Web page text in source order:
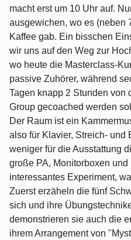
macht erst um 10 Uhr auf.
ausgewichen, wo es (neben
Kaffee gab. Ein bisschen
wir uns auf den Weg zur
wo heute die Masterclass-
passive Zuhörer, während
Tagen knapp 2 Stunden von
Group gecoached werden
Der Raum ist ein
also für Klavier, Streich- und
weniger für die Ausstattung
große PA, Monitorboxen
interessantes Experiment,
Zuerst erzäheln die fünf
sich und ihre
demonstrieren sie auch die
ihrem Arrangement von